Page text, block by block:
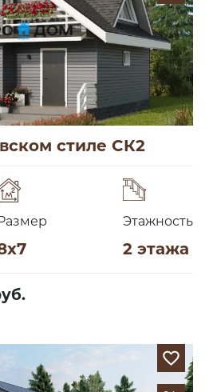
стиле СК2
Этажность
2 этажа